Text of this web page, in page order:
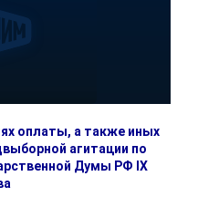
оплаты, а также иных
агитации по
Думы РФ IX